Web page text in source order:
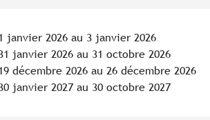
janvier 2026 au 3 janvier 2026
janvier 2026 au 31 octobre 2026
décembre 2026 au 26 décembre 2026
janvier 2027 au 30 octobre 2027